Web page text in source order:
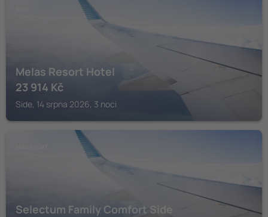
Melas Resort Hotel
23 914 Kč
Side, 14 srpna 2026, 3 noci
Selectum Family Comfort Side